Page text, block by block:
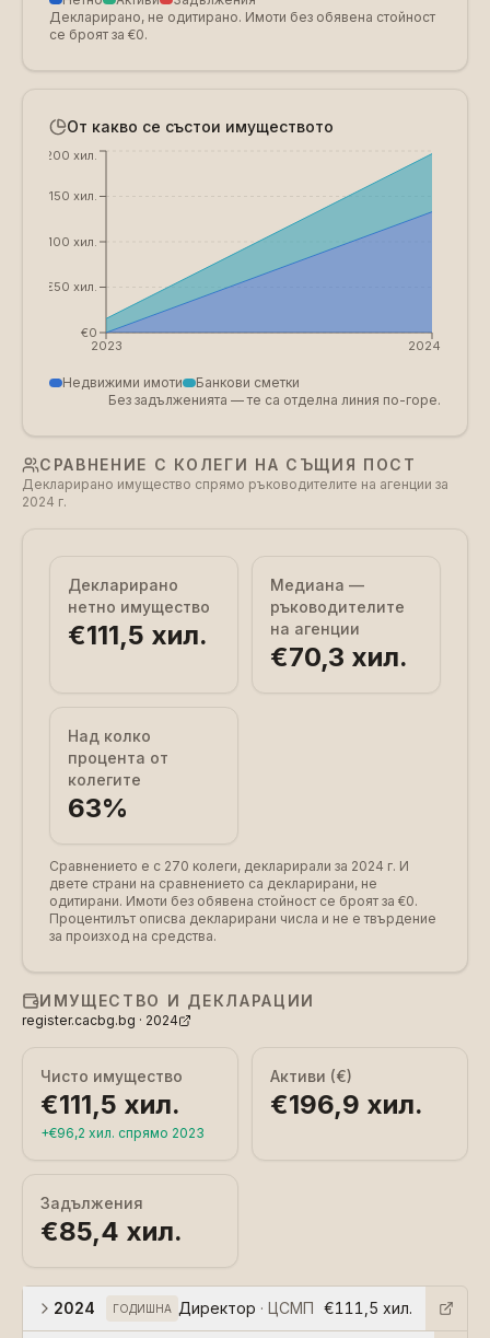
Декларирано, не одитирано. Имоти без обявена стойност
се броят за €0.
От какво се състои имуществото
2023 2024
€0
€50 хил.
€100 хил.
€150 хил.
€200 хил.
Недвижими имоти
Банкови сметки
Без задълженията — те са отделна линия по-горе.
СРАВНЕНИЕ С КОЛЕГИ НА СЪЩИЯ ПОСТ
Декларирано имущество спрямо ръководителите на агенции за
2024 г.
Декларирано
нетно имущество
€111,5 хил.
Медиана —
ръководителите
на агенции
€70,3 хил.
Над колко
процента от
колегите
63%
Сравнението е с 270 колеги, декларирали за 2024 г. И
двете страни на сравнението са декларирани, не
одитирани. Имоти без обявена стойност се броят за €0.
Процентилът описва декларирани числа и не е твърдение
за произход на средства.
ИМУЩЕСТВО И ДЕКЛАРАЦИИ
register.cacbg.bg · 2024
Чисто имущество
€111,5 хил.
+€96,2 хил. спрямо 2023
Активи (€)
€196,9 хил.
Задължения
€85,4 хил.
2024 ГОДИШНА Директор · ЦСМП €111,5 хил.